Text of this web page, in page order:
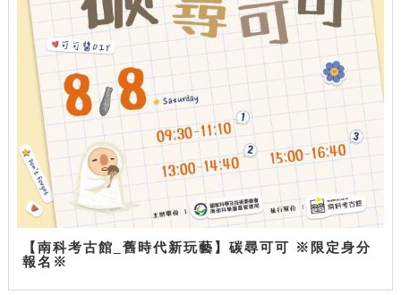
【南科考古館_舊時代新玩藝】碳尋可可 ※限定身分
報名※